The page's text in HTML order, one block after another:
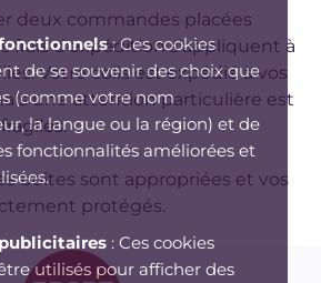
: Ces cookies
de se souvenir des choix que
(comme votre nom
la langue ou la région) et de
fonctionnalités améliorées et
: Ces cookies
utilisés pour afficher des
deux commandes placées
frais d'expédition s'appliquent à
Votre colis est expédié à vos
une attention particulière est
boîtes sont appropriées et vos
protégés.